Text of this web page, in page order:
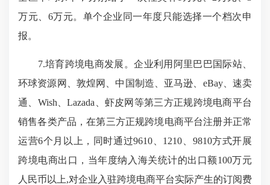
万元、6万元。单个企业同一年度只能选择一个档次申
报。
7.培育跨境电商发展。企业利用阿里巴巴国际站、
环球资源网、敦煌网、中国制造、亚马逊、eBay、速卖
通、Wish、Lazada、虾皮网等第三方正规跨境电商平台
销售各类产品，在第三方正规跨境电商平台注册并正常
运营6个月以上，同时通过9610、1210、9810方式开展
跨境电商出口，当年度纳入海关统计的出口额100万元
人民币以上,对企业入驻跨境电商平台实际产生的订阅费